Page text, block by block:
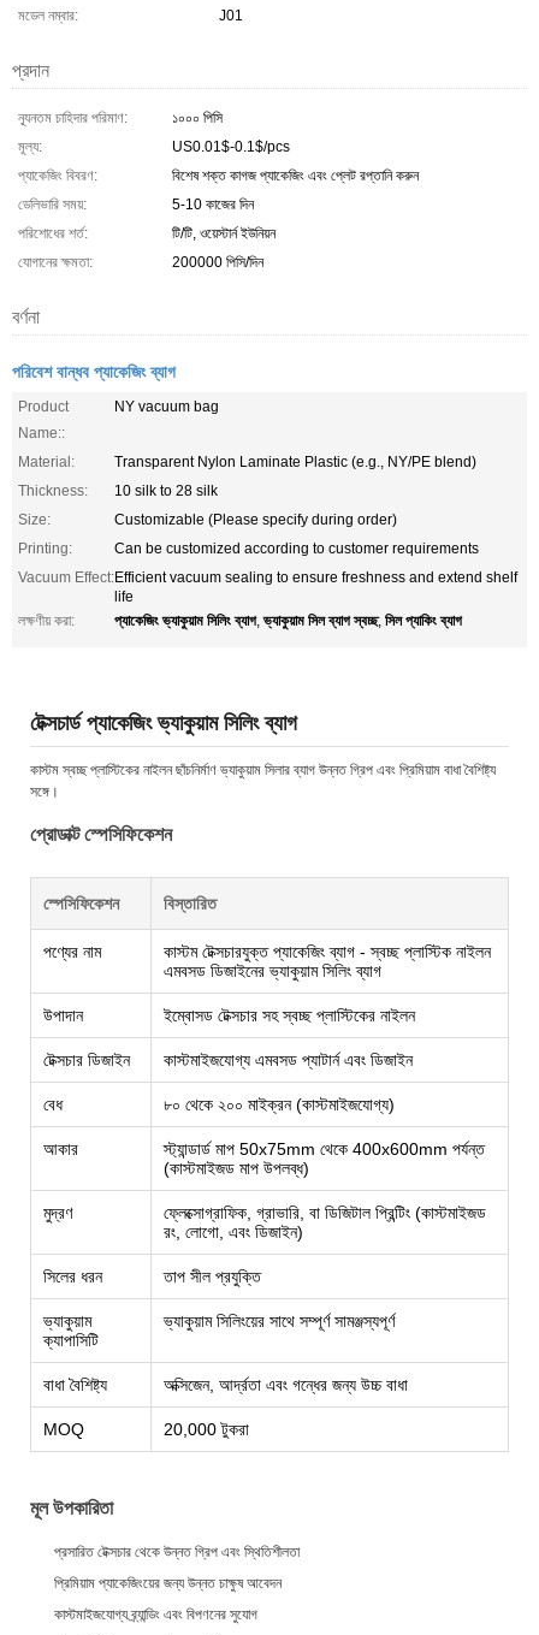
মডেল নম্বার:
J01
প্রদান
ন্যূনতম চাহিদার পরিমাণ:
১০০০ পিসি
মূল্য:
US0.01$-0.1$/pcs
প্যাকেজিং বিবরণ:
বিশেষ শক্ত কাগজ প্যাকেজিং এবং প্লেট রপ্তানি করুন
ডেলিভারি সময়:
5-10 কাজের দিন
পরিশোধের শর্ত:
টি/টি, ওয়েস্টার্ন ইউনিয়ন
যোগানের ক্ষমতা:
200000 পিসি/দিন
বর্ণনা
পরিবেশ বান্ধব প্যাকেজিং ব্যাগ
Product
Name::
NY vacuum bag
Material:
Transparent Nylon Laminate Plastic (e.g., NY/PE blend)
Thickness:
10 silk to 28 silk
Size:
Customizable (Please specify during order)
Printing:
Can be customized according to customer requirements
Vacuum Effect:Efficient vacuum sealing to ensure freshness and extend shelf
life
লক্ষণীয় করা:
প্যাকেজিং ভ্যাকুয়াম সিলিং ব্যাগ,ভ্যাকুয়াম সিল ব্যাগ স্বচ্ছ, সিল প্যাকিং ব্যাগ
টেক্সচার্ড প্যাকেজিং ভ্যাকুয়াম সিলিং ব্যাগ
কাস্টম স্বচ্ছ প্লাস্টিকের নাইলন ছাঁচনির্মাণ ভ্যাকুয়াম সিলার ব্যাগ উন্নত গ্রিপ এবং প্রিমিয়াম বাধা বৈশিষ্ট্য
সঙ্গে।
প্রোডাক্ট স্পেসিফিকেশন
স্পেসিফিকেশন বিস্তারিত
পণ্যের নাম
কাস্টম টেক্সচারযুক্ত প্যাকেজিং ব্যাগ - স্বচ্ছ প্লাস্টিক নাইলন
এমবসড ডিজাইনের ভ্যাকুয়াম সিলিং ব্যাগ
উপাদান ইম্বোসড টেক্সচার সহ স্বচ্ছ প্লাস্টিকের নাইলন
টেক্সচার ডিজাইন কাস্টমাইজযোগ্য এমবসড প্যাটার্ন এবং ডিজাইন
বেধ ৮০ থেকে ২০০ মাইক্রন (কাস্টমাইজযোগ্য)
আকার
স্ট্যান্ডার্ড মাপ 50x75mm থেকে 400x600mm পর্যন্ত
(কাস্টমাইজড মাপ উপলব্ধ)
মুদ্রণ
ফ্লেক্সোগ্রাফিক, গ্রাভারি, বা ডিজিটাল প্রিন্টিং (কাস্টমাইজড
রং, লোগো, এবং ডিজাইন)
সিলের ধরন তাপ সীল প্রযুক্তি
ভ্যাকুয়াম
ক্যাপাসিটি
ভ্যাকুয়াম সিলিংয়ের সাথে সম্পূর্ণ সামঞ্জস্যপূর্ণ
বাধা বৈশিষ্ট্য অক্সিজেন, আর্দ্রতা এবং গন্ধের জন্য উচ্চ বাধা
MOQ 20,000 টুকরা
মূল উপকারিতা
প্রসারিত টেক্সচার থেকে উন্নত গ্রিপ এবং স্থিতিশীলতা
প্রিমিয়াম প্যাকেজিংয়ের জন্য উন্নত চাক্ষুষ আবেদন
কাস্টমাইজযোগ্য ব্র্যান্ডিং এবং বিপণনের সুযোগ